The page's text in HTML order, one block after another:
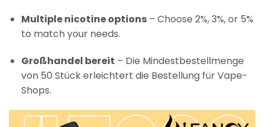
Multiple nicotine options– Choose 2%, 3%, or 5%
to match your needs.
Großhandel bereit – Die Mindestbestellmenge
von 50 Stück erleichtert die Bestellung für Vape-
Shops.